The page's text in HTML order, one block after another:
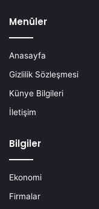
Menüler
Anasayfa
Gizlilik Sözleşmesi
Künye Bilgileri
İletişim
Bilgiler
Ekonomi
Firmalar